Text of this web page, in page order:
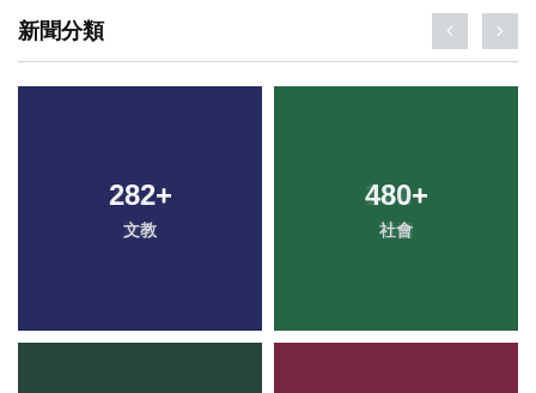
新聞分類
282+
文教
480+
社會